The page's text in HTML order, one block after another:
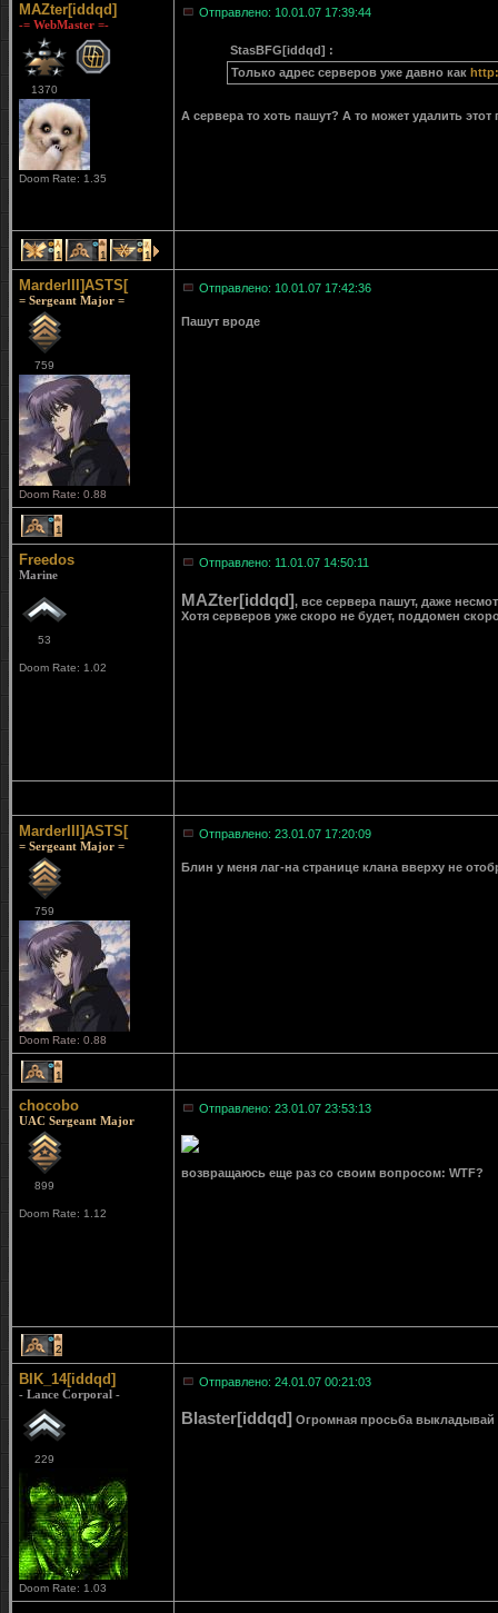
MAZter[iddqd]
-= WebMaster =-
1370
Doom Rate: 1.35
Отправлено: 10.01.07 17:39:44
StasBFG[iddqd] :
Только адрес серверов уже давно как
А сервера то хоть пашут? А то может удалить
1 1 1
MarderIII]ASTS[
= Sergeant Major =
759
Doom Rate: 0.88
Отправлено: 10.01.07 17:42:36
Пашут вроде
1
Freedos
Marine
53
Doom Rate: 1.02
Отправлено: 11.01.07 14:50:11
MAZter[iddqd], все сервера пашут, даже
Хотя серверов уже скоро не будет, поддомен
MarderIII]ASTS[
= Sergeant Major =
759
Doom Rate: 0.88
Отправлено: 23.01.07 17:20:09
Блин у меня лаг-на странице клана вверху не
1
chocobo
UAC Sergeant Major
899
Doom Rate: 1.12
Отправлено: 23.01.07 23:53:13
возвращаюсь еще раз со своим вопросом: WTF?
2
BIK_14[iddqd]
- Lance Corporal -
229
Doom Rate: 1.03
Отправлено: 24.01.07 00:21:03
Blaster[iddqd] Огромная просьба выкладывай